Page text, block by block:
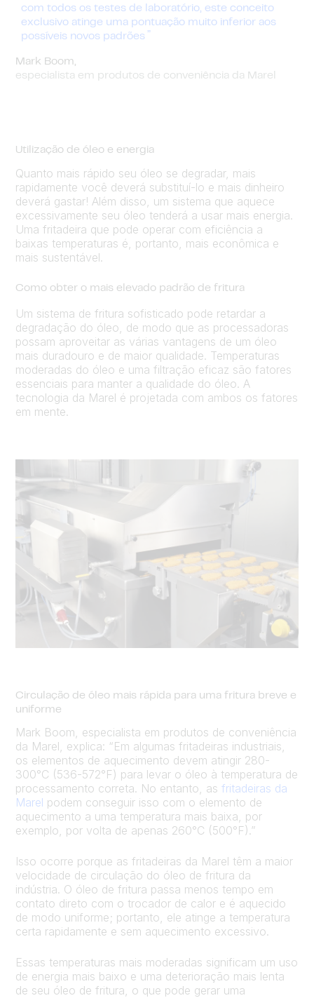
com todos os testes de laboratório, este conceito
exclusivo atinge uma pontuação muito inferior aos
possíveis novos padrões
Mark Boom,
especialista em produtos de conveniência da Marel
Utilização de óleo e energia
Quanto mais rápido seu óleo se degradar, mais
rapidamente você deverá substituí-lo e mais dinheiro
deverá gastar! Além disso, um sistema que aquece
excessivamente seu óleo tenderá a usar mais energia.
Uma fritadeira que pode operar com eficiência a
baixas temperaturas é, portanto, mais econômica e
mais sustentável.
Como obter o mais elevado padrão de fritura
Um sistema de fritura sofisticado pode retardar a
degradação do óleo, de modo que as processadoras
possam aproveitar as várias vantagens de um óleo
mais duradouro e de maior qualidade. Temperaturas
moderadas do óleo e uma filtração eficaz são fatores
essenciais para manter a qualidade do óleo. A
tecnologia da Marel é projetada com ambos os fatores
em mente.
Circulação de óleo mais rápida para uma fritura breve e
uniforme
Mark Boom, especialista em produtos de conveniência
da Marel, explica: “Em algumas fritadeiras industriais,
os elementos de aquecimento devem atingir 280-
300°C (536-572°F) para levar o óleo à temperatura de
processamento correta. No entanto, as fritadeiras da
Marel podem conseguir isso com o elemento de
aquecimento a uma temperatura mais baixa, por
exemplo, por volta de apenas 260°C (500°F).”
Isso ocorre porque as fritadeiras da Marel têm a maior
velocidade de circulação do óleo de fritura da
indústria. O óleo de fritura passa menos tempo em
contato direto com o trocador de calor e é aquecido
de modo uniforme; portanto, ele atinge a temperatura
certa rapidamente e sem aquecimento excessivo.
Essas temperaturas mais moderadas significam um uso
de energia mais baixo e uma deterioração mais lenta
de seu óleo de fritura, o que pode gerar uma